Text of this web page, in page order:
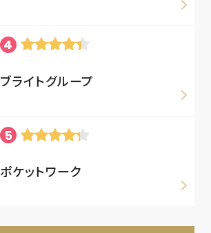
ブライトグループ
ポケットワーク